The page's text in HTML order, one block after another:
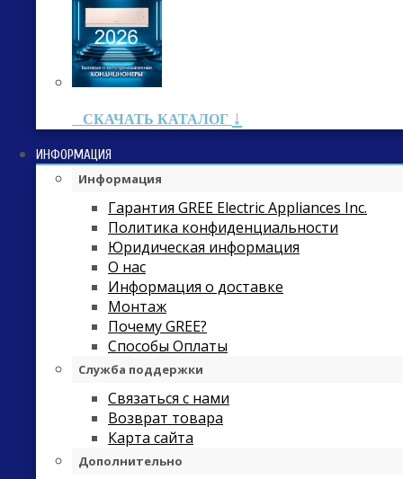
СКАЧАТЬ КАТАЛОГ ↓
ИНФОРМАЦИЯ
Информация
Гарантия GREE Electric Appliances Inc.
Политика конфиденциальности
Юридическая информация
О нас
Информация о доставке
Монтаж
Почему GREE?
Способы Оплаты
Служба поддержки
Связаться с нами
Возврат товара
Карта сайта
Дополнительно